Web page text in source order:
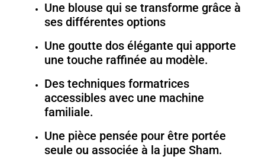
Une blouse qui se transforme grâce à
ses différentes options
Une goutte dos élégante qui apporte
une touche raffinée au modèle.
Des techniques formatrices
accessibles avec une machine
familiale.
Une pièce pensée pour être portée
seule ou associée à la jupe Sham.